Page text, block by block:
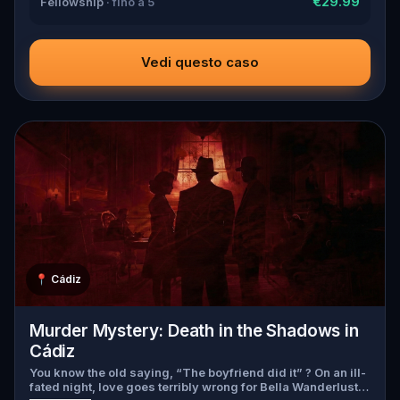
the trail will go cold. Love was the reason you came.
Vedi questo caso
📍 Cádiz
Murder Mystery: Death in the Shadows in
Cádiz
You know the old saying, “The boyfriend did it” ? On an ill-
fated night, love goes terribly wrong for Bella Wanderlust